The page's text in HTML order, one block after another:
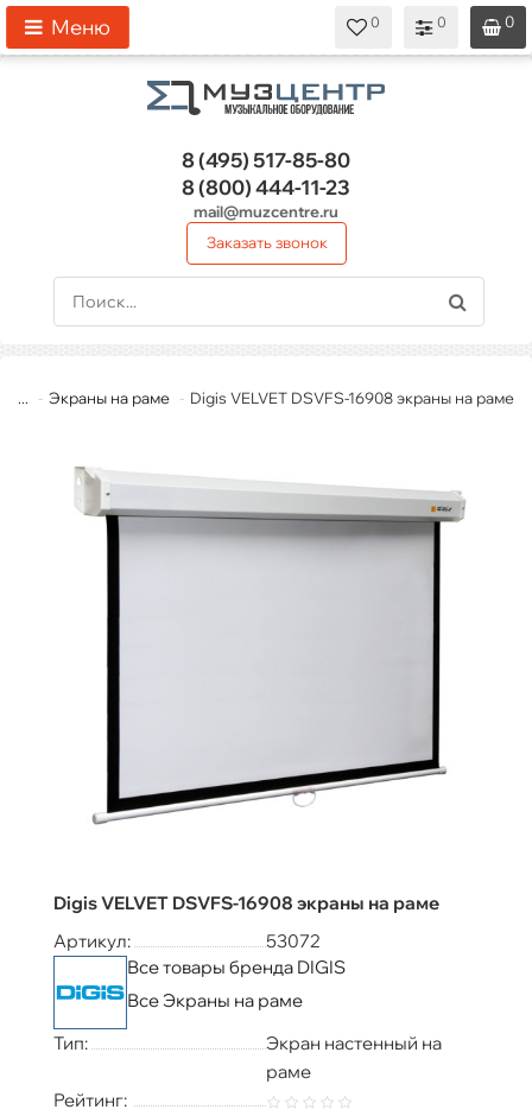
0
0
0
Меню
8 (495)517-85-80
8 (800)444-11-23
mail@muzcentre.ru
Заказать звонок
... Экраны на раме Digis VELVET DSVFS-16908 экраны на раме
Digis VELVET DSVFS-16908 экраны на раме
Артикул:
53072
Все товары бренда DIGIS
Все Экраны на раме
Тип:
Экран настенный на
раме
Рейтинг: